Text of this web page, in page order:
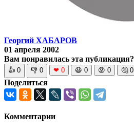
Георгий ХАБАРОВ
01 апреля 2002
Вам понравилась эта публикация?
👍 0 👎 0 ❤ 0 😆 0 😡 0 🤔 0
Поделиться
Комментарии